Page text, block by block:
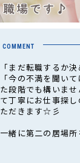
COMMENT
「まだ転職するか
「今の不満を聞い
た段階でも構いま
て丁寧にお仕事探
ただきます☆彡
一緒に第二の居場